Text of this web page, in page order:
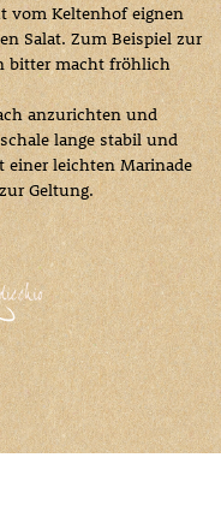
vom Keltenhof eignen
Salat. Zum Beispiel zur
bitter macht fröhlich
anzurichten und
lange stabil und
leichten Marinade
Geltung.